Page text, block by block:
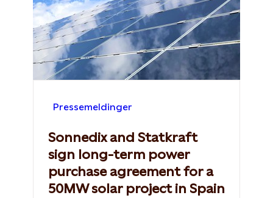
Pressemeldinger
Sonnedix and Statkraft
sign long-term power
purchase agreement for a
50MW solar project in Spain